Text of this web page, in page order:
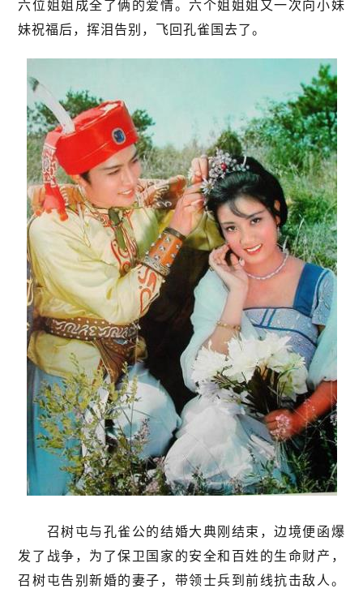
六位姐姐成全了俩的爱情。六个姐姐姐又一次向小妹
妹祝福后，挥泪告别，飞回孔雀国去了。
召树屯与孔雀公的结婚大典刚结束，边境便函爆
发了战争，为了保卫国家的安全和百姓的生命财产，
召树屯告别新婚的妻子，带领士兵到前线抗击敌人。